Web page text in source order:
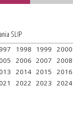
SLIP
1998 1999 2000
2006 2007 2008
2014 2015 2016
2022 2023 2024